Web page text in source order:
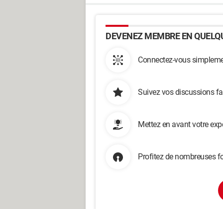
DEVENEZ MEMBRE EN
Connectez-vous
Suivez vos discussions
Mettez en avant votre
Profitez de nombreuses